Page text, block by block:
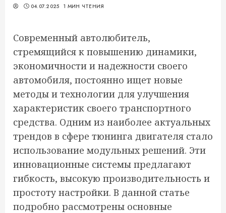
04.07.2025 1 МИН ЧТЕНИЯ
Современный автолюбитель,
стремящийся к повышению динамики,
экономичности и надежности своего
автомобиля, постоянно ищет новые
методы и технологии для улучшения
характеристик своего транспортного
средства. Одним из наиболее актуальных
трендов в сфере тюнинга двигателя стало
использование модульных решений. Эти
инновационные системы предлагают
гибкость, высокую производительность и
простоту настройки. В данной статье
подробно рассмотрены основные